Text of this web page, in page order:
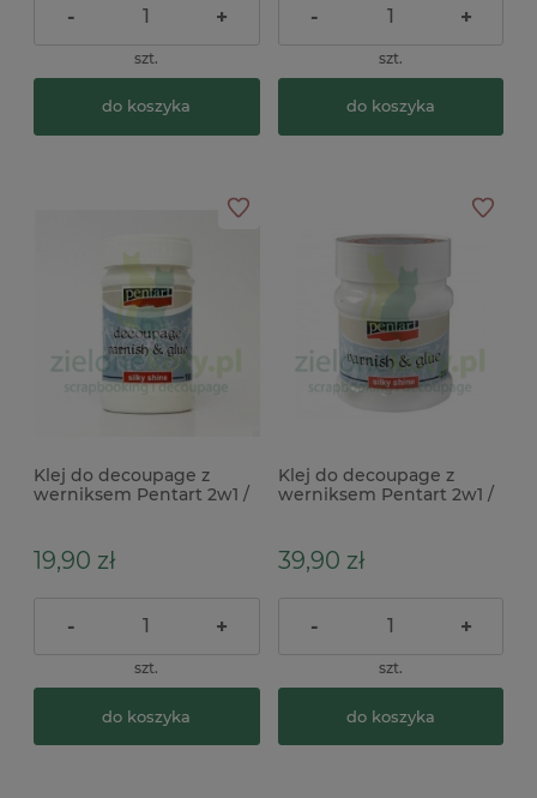
- +
szt.
do koszyka
- +
szt.
do koszyka
Klej do decoupage z
werniksem Pentart 2w1 /
19,90 zł
- +
szt.
do koszyka
Klej do decoupage z
werniksem Pentart 2w1 /
39,90 zł
- +
szt.
do koszyka